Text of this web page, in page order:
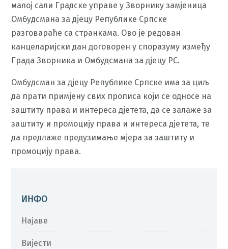
малој сали Градске управе у Зворнику замјеница
Омбудсмана за дјецу Републике Српске
разговараће са странкама. Ово је редован
канцеларијски дан договорен у споразуму између
Града Зворника и Омбудсмана за дјецу РС.
Омбудсман за дјецу Републике Српске има за циљ
да прати примјену свих прописа који се односе на
заштиту права и интереса дјетета, да се залаже за
заштиту и промоцију права и интереса дјетета, те
да предлаже предузимање мјера за заштиту и
промоцију права.
ИНФО
Најаве
Вијести